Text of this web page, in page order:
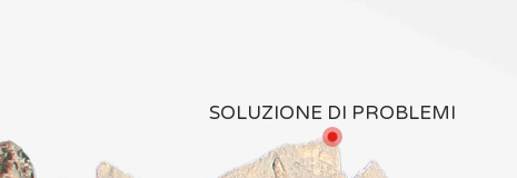
SOLUZIONE DI PROBLEMI